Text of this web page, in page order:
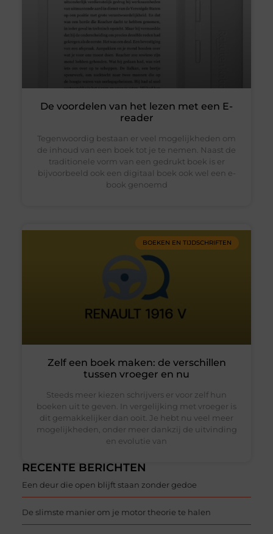
RECENTE BERICHTEN
Een deur die open blijft staan zonder gedoe
De slimste manier om je motor theorie te halen
De voordelen van het lezen met een E-
reader
Tegenwoordig bestaan er veel mogelijkheden om
de inhoud van een boek tot je te nemen. Naast de
traditionele vorm van een gedrukt boek is er
bijvoorbeeld ook een digitaal boek ook wel een e-
book genoemd
BOEKEN EN TIJDSCHRIFTEN
Zelf een boek maken: de verschillen
tussen vroeger en nu
Steeds meer kiezen schrijvers er voor zelf hun
boeken uit te geven. In vergelijking met vroeger is
dit gemakkelijker dan ooit. Je hebt nu veel meer
mogelijkheden, onder meer dankzij de uitvinding
en evolutie van